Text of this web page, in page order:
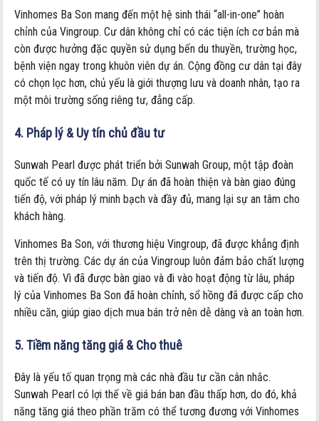
Vinhomes Ba Son mang đến một hệ sinh thái “all-in-one” hoàn
chỉnh của Vingroup. Cư dân không chỉ có các tiện ích cơ bản mà
còn được hưởng đặc quyền sử dụng bến du thuyền, trường học,
bệnh viện ngay trong khuôn viên dự án. Cộng đồng cư dân tại đây
có chọn lọc hơn, chủ yếu là giới thượng lưu và doanh nhân, tạo ra
một môi trường sống riêng tư, đẳng cấp.
4. Pháp lý & Uy tín chủ đầu tư
Sunwah Pearl được phát triển bởi Sunwah Group, một tập đoàn
quốc tế có uy tín lâu năm. Dự án đã hoàn thiện và bàn giao đúng
tiến độ, với pháp lý minh bạch và đầy đủ, mang lại sự an tâm cho
khách hàng.
Vinhomes Ba Son, với thương hiệu Vingroup, đã được khẳng định
trên thị trường. Các dự án của Vingroup luôn đảm bảo chất lượng
và tiến độ. Vì đã được bàn giao và đi vào hoạt động từ lâu, pháp
lý của Vinhomes Ba Son đã hoàn chỉnh, sổ hồng đã được cấp cho
nhiều căn, giúp giao dịch mua bán trở nên dễ dàng và an toàn hơn.
5. Tiềm năng tăng giá & Cho thuê
Đây là yếu tố quan trọng mà các nhà đầu tư cần cân nhắc.
Sunwah Pearl có lợi thế về giá bán ban đầu thấp hơn, do đó, khả
năng tăng giá theo phần trăm có thể tương đương với Vinhomes